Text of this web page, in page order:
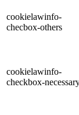
cookielawinfo-
checbox-others
cookielawinfo-
checkbox-